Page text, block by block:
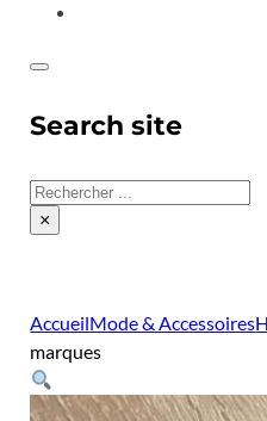
Search site
Rechercher
×
AccueilMode & Accessoires
marques